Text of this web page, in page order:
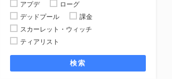
アプデ
ローグ
デッドプール
課金
スカーレット・ウィッチ
ティアリスト
検索